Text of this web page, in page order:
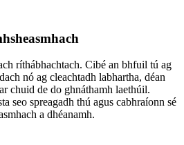
ríthábhachtach. Cibé an bhfuil tú ag
nó ag cleachtadh labhartha, déan
chuid de do ghnáthamh laethúil.
seo spreagadh thú agus cabhraíonn sé
a dhéanamh.